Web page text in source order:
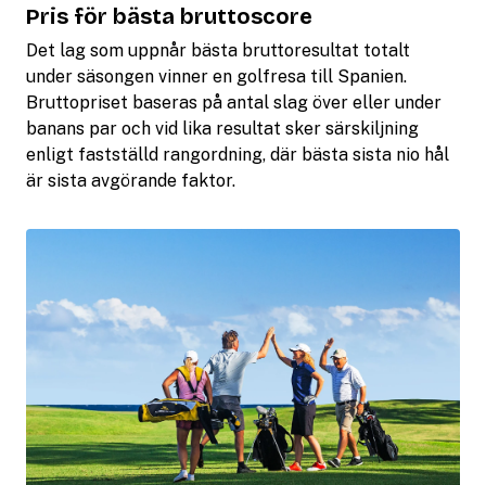
Pris för bästa bruttoscore
Det lag som uppnår bästa bruttoresultat totalt
under säsongen vinner en golfresa till Spanien.
Bruttopriset baseras på antal slag över eller under
banans par och vid lika resultat sker särskiljning
enligt fastställd rangordning, där bästa sista nio hål
är sista avgörande faktor.